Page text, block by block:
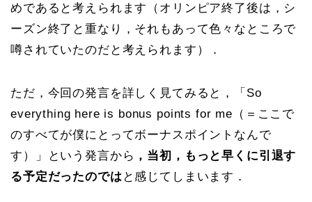
めであると考えられます（オリンピア終了後は，シ
ーズン終了と重なり，それもあって色々なところで
噂されていたのだと考えられます）．
ただ，今回の発言を詳しく見てみると，「So
everything here is bonus points for me（＝ここで
のすべてが僕にとってボーナスポイントなんで
す）」という発言から ，当初，もっと早くに引退す
る予定だったのでは と感じてしまいます．